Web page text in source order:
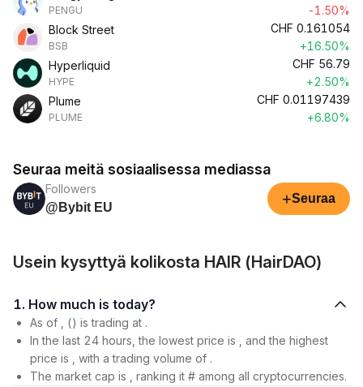
PENGU
-1.50%
Block Street
BSB
CHF 0.161054
+16.50%
Hyperliquid
HYPE
CHF 56.79
+2.50%
Plume
PLUME
CHF 0.01197439
+6.80%
Seuraa meitä sosiaalisessa mediassa
Followers
@Bybit EU
+Seuraa
Usein kysyttyä kolikosta HAIR (HairDAO)
1. How much is today?
As of , () is trading at .
In the last 24 hours, the lowest price is , and the highest
price is , with a trading volume of .
The market cap is , ranking it # among all cryptocurrencies.